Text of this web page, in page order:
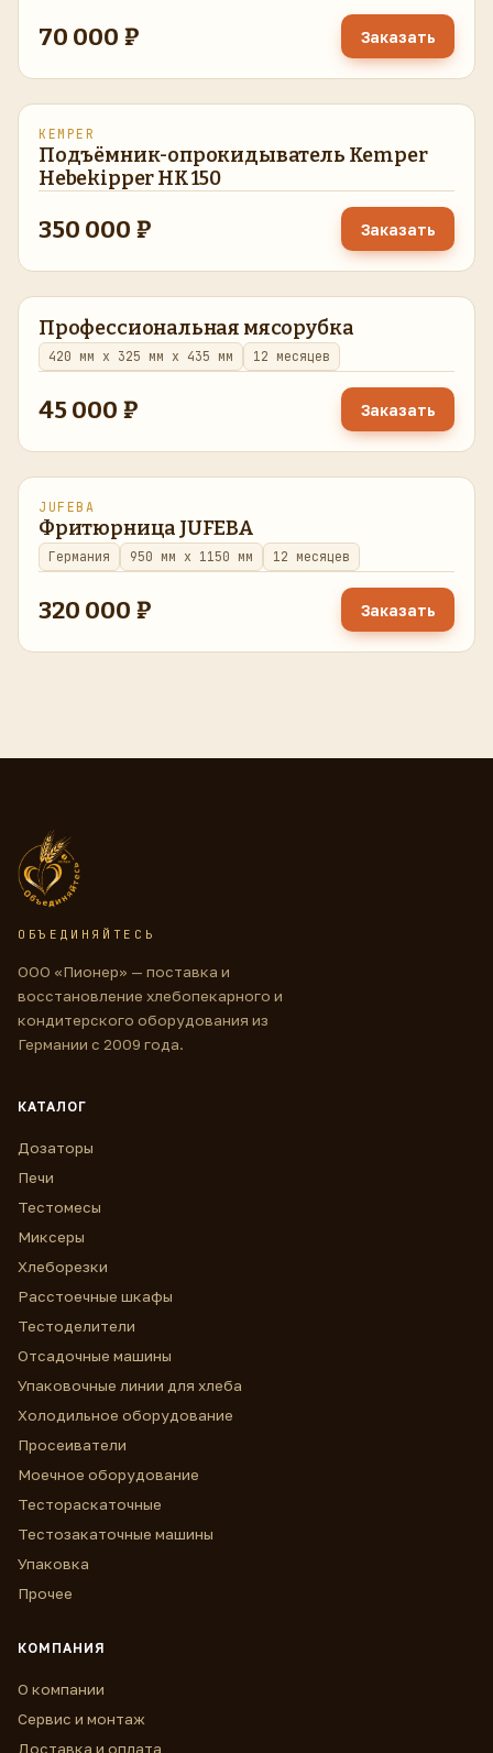
70 000 ₽ Заказать
восстановлено
KEMPER
Подъёмник-опрокидыватель Kemper
Hebekipper HK 150
350 000 ₽ Заказать
в наличии
Профессиональная мясорубка
420 мм x 325 мм x 435 мм 12 месяцев
45 000 ₽ Заказать
восстановлено
JUFEBA
Фритюрница JUFEBA
Германия 950 мм x 1150 мм 12 месяцев
320 000 ₽ Заказать
ОБЪЕДИНЯЙТЕСЬ
ООО «Пионер» — поставка и
восстановление хлебопекарного и
кондитерского оборудования из
Германии с 2009 года.
КАТАЛОГ
Дозаторы
Печи
Тестомесы
Миксеры
Хлеборезки
Расстоечные шкафы
Тестоделители
Отсадочные машины
Упаковочные линии для хлеба
Холодильное оборудование
Просеиватели
Моечное оборудование
Тестораскаточные
Тестозакаточные машины
Упаковка
Прочее
КОМПАНИЯ
О компании
Сервис и монтаж
Доставка и оплата